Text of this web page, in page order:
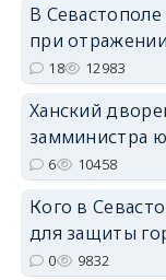
В
при
18 12983
Ханский
замминистра
6 10458
Кого в
для защиты
0 9832